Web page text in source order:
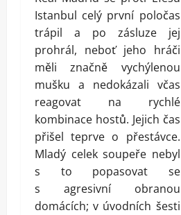
Istanbul celý první poločas
trápil a po zásluze jej
prohrál, neboť jeho hráči
měli značně vychýlenou
mušku a nedokázali včas
reagovat na rychlé
kombinace hostů. Jejich čas
přišel teprve o přestávce.
Mladý celek soupeře nebyl
s to popasovat se
s agresivní obranou
domácích; v úvodních šesti